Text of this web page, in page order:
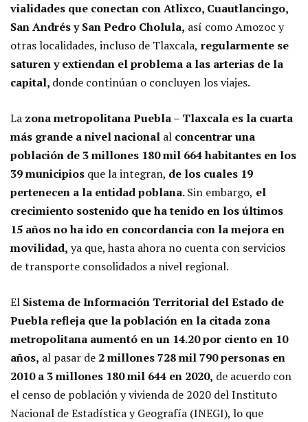
vialidades que conectan con Atlixco, Cuautlancingo,
San Andrés y San Pedro Cholula, así como Amozoc y
otras localidades, incluso de Tlaxcala, regularmente se
saturen y extiendan el problema a las arterias de la
capital, donde continúan o concluyen los viajes.
La zona metropolitana Puebla – Tlaxcala es la cuarta
más grande a nivel nacional al concentrar una
población de 3 millones 180 mil 664 habitantes en los
39 municipios que la integran, de los cuales 19
pertenecen a la entidad poblana.Sin embargo, el
crecimiento sostenido que ha tenido en los últimos
15 años no ha ido en concordancia con la mejora en
movilidad, ya que, hasta ahora no cuenta con servicios
de transporte consolidados a nivel regional.
El Sistema de Información Territorial del Estado de
Puebla refleja que la población en la citada zona
metropolitana aumentó en un 14.20 por ciento en 10
años, al pasar de 2 millones 728 mil 790 personas en
2010 a 3 millones 180 mil 644 en 2020, de acuerdo con
el censo de población y vivienda de 2020 del Instituto
Nacional de Estadística y Geografía (INEGI), lo que